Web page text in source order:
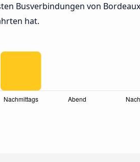
Busverbindungen von
hat.